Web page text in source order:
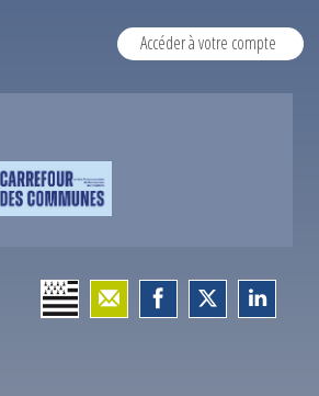
Accéder à votre compte